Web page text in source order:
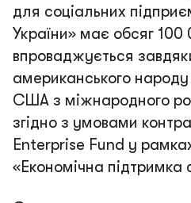
для соціальних
України» має обсяг
впроваджується
американського народу
США з міжнародного
згідно з умовами
Enterprise Fund у
«Економічна підтримка